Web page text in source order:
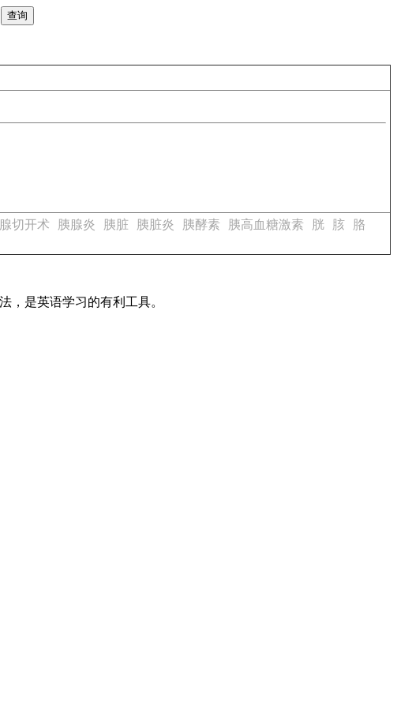
切开术 胰腺炎 胰脏 胰脏炎 胰酵素 胰高血糖激素 胱 胲
胳
，是英语学习的有利工具。